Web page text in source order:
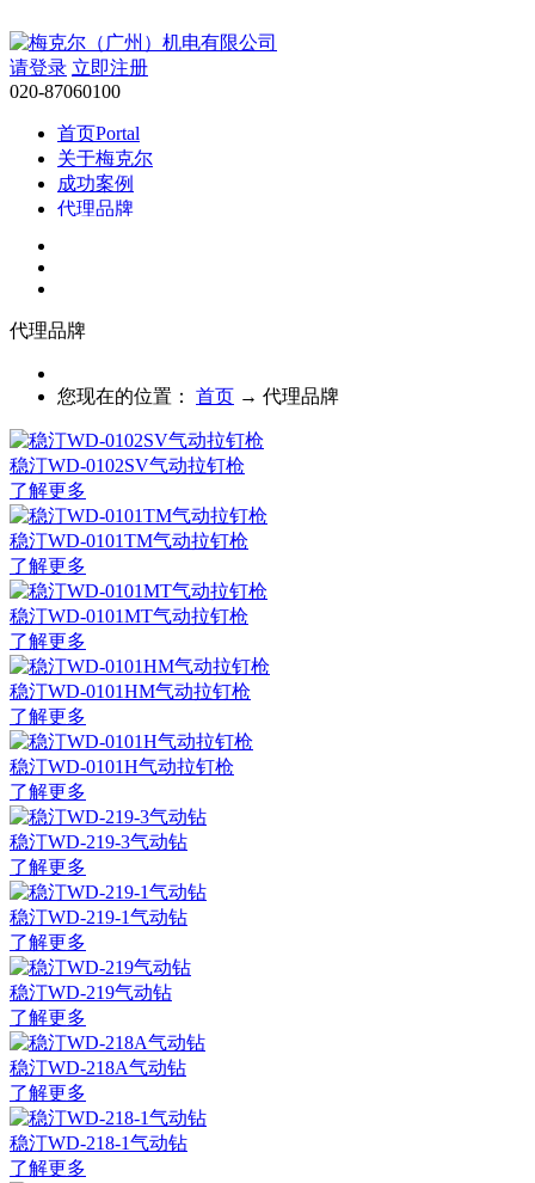
请登录 立即注册
020-87060100
首页Portal
关于梅克尔
成功案例
代理品牌
帮助
代理品牌
您现在的位置： 首页 → 代理品牌
稳汀WD-0102SV气动拉钉枪
了解更多
稳汀WD-0101TM气动拉钉枪
了解更多
稳汀WD-0101MT气动拉钉枪
了解更多
稳汀WD-0101HM气动拉钉枪
了解更多
稳汀WD-0101H气动拉钉枪
了解更多
稳汀WD-219-3气动钻
了解更多
稳汀WD-219-1气动钻
了解更多
稳汀WD-219气动钻
了解更多
稳汀WD-218A气动钻
了解更多
稳汀WD-218-1气动钻
了解更多